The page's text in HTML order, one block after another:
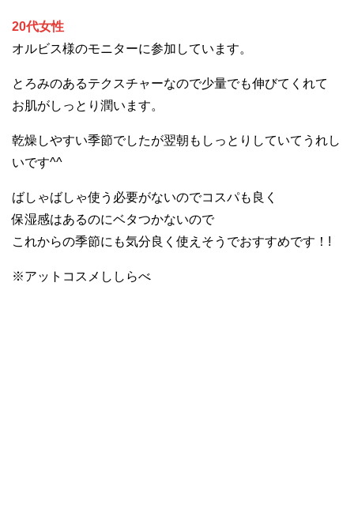
20代女性
オルビス様のモニターに参加しています。
とろみのあるテクスチャーなので少量でも伸びてくれて
お肌がしっとり潤います。
乾燥しやすい季節でしたが翌朝もしっとりしていてうれし
いです^^
ばしゃばしゃ使う必要がないのでコスパも良く
保湿感はあるのにベタつかないので
これからの季節にも気分良く使えそうでおすすめです！!
※アットコスメししらべ